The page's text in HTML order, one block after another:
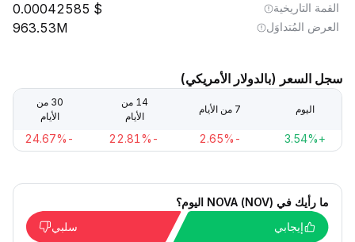
القمة التاريخية 0.00042585
العرض المُتداوَل 963.53M
سجل السعر (بالدولار الأمريكي)
اليوم 7 من الأيام
14 من
الأيام
30 من
الأيام
+3.54%
-2.65%
-22.81%
-24.67%
ما رأيك في NOVA (NOV) اليوم؟
إيجابي
سلبي